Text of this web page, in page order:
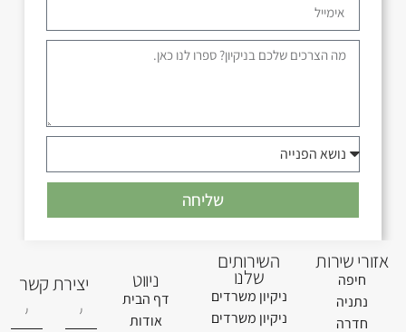
שליחה
אזורי שירות
חיפה
נתניה
חדרה
השירותים
שלנו
ניקיון משרדים
ניקיון משרדים
ניווט
דף הבית
אודות
יצירת קשר